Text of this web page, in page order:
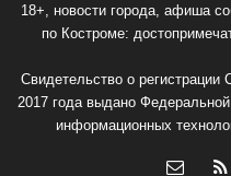
18+, новости города, афиша
по Костроме:
Свидетельство о
2017 года выдано
информационных